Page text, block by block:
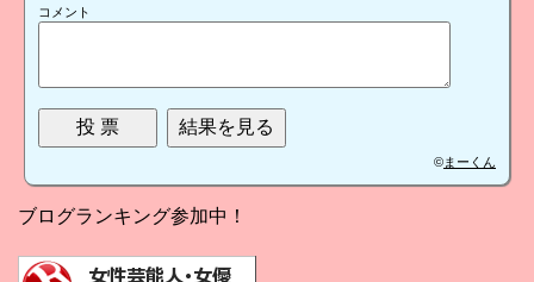
コメント
©まーくん
ブログランキング参加中！